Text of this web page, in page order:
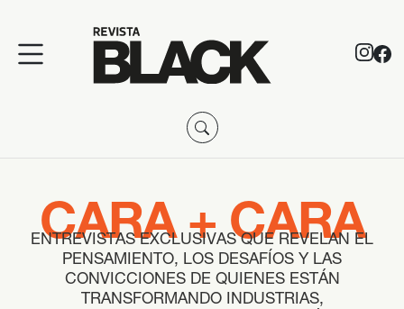
CARA + CARA
ENTREVISTAS EXCLUSIVAS QUE REVELAN EL
PENSAMIENTO, LOS DESAFÍOS Y LAS
CONVICCIONES DE QUIENES ESTÁN
TRANSFORMANDO INDUSTRIAS,